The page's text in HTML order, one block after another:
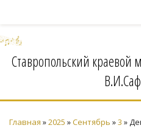
Ставропольский
Главная »2025 »Сентябрь »3 »